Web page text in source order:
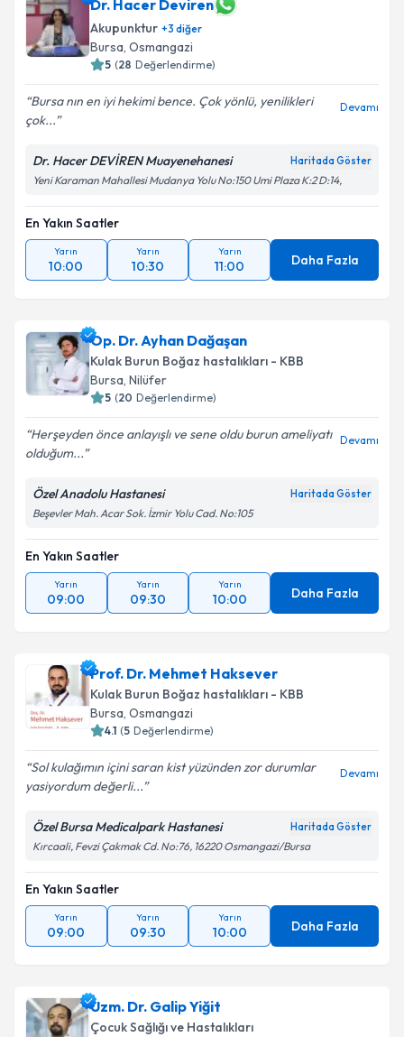
Dr. Hacer Deviren
Akupunktur +3 diğer
Bursa, Osmangazi
5 (28 Değerlendirme)
Bursa nın en iyi hekimi bence. Çok yönlü, yenilikleri
çok...
Devamı
Dr. Hacer DEVİREN Muayenehanesi Haritada Göster
Yeni Karaman Mahallesi Mudanya Yolu No:150 Umi Plaza K:2 D:14,
En Yakın Saatler
Yarın
10:00
Yarın
10:30
Yarın
11:00 Daha Fazla
Op. Dr. Ayhan Dağaşan
Kulak Burun Boğaz hastalıkları - KBB
Bursa, Nilüfer
5 (20 Değerlendirme)
Herşeyden önce anlayışlı ve sene oldu burun ameliyatı
olduğum...
Devamı
Özel Anadolu Hastanesi Haritada Göster
Beşevler Mah. Acar Sok. İzmir Yolu Cad. No:105
En Yakın Saatler
Yarın
09:00
Yarın
09:30
Yarın
10:00 Daha Fazla
Prof. Dr. Mehmet Haksever
Kulak Burun Boğaz hastalıkları - KBB
Bursa, Osmangazi
4.1 (5 Değerlendirme)
Sol kulağımın içini saran kist yüzünden zor durumlar
yasiyordum değerli...
Devamı
Özel Bursa Medicalpark Hastanesi Haritada Göster
Kırcaali, Fevzi Çakmak Cd. No:76, 16220 Osmangazi/Bursa
En Yakın Saatler
Yarın
09:00
Yarın
09:30
Yarın
10:00 Daha Fazla
Uzm. Dr. Galip Yiğit
Çocuk Sağlığı ve Hastalıkları